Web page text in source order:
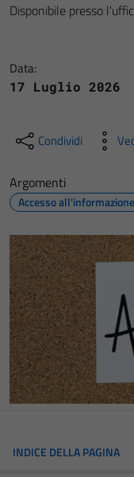
Disponibile presso
Data:
17 Luglio 2026
Condividi
Argomenti
Accesso all'informazione
INDICE DELLA PAGINA